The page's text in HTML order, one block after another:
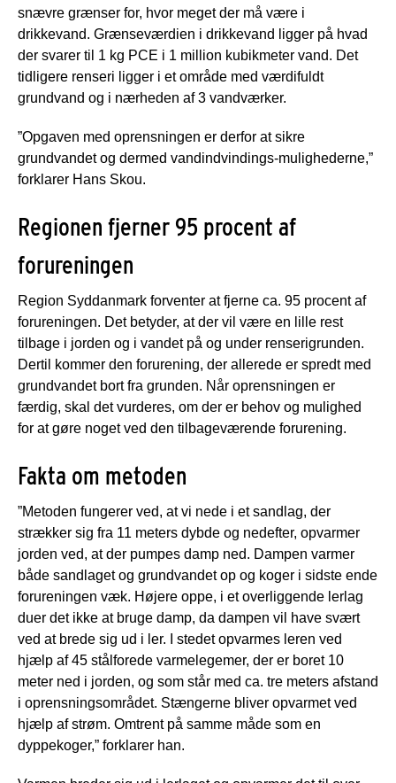
snævre grænser for, hvor meget der må være i
drikkevand. Grænseværdien i drikkevand ligger på hvad
der svarer til 1 kg PCE i 1 million kubikmeter vand. Det
tidligere renseri ligger i et område med værdifuldt
grundvand og i nærheden af 3 vandværker.
”Opgaven med oprensningen er derfor at sikre
grundvandet og dermed vandindvindings-mulighederne,”
forklarer Hans Skou.
Regionen fjerner 95 procent af
forureningen
Region Syddanmark forventer at fjerne ca. 95 procent af
forureningen. Det betyder, at der vil være en lille rest
tilbage i jorden og i vandet på og under renserigrunden.
Dertil kommer den forurening, der allerede er spredt med
grundvandet bort fra grunden. Når oprensningen er
færdig, skal det vurderes, om der er behov og mulighed
for at gøre noget ved den tilbageværende forurening.
Fakta om metoden
”Metoden fungerer ved, at vi nede i et sandlag, der
strækker sig fra 11 meters dybde og nedefter, opvarmer
jorden ved, at der pumpes damp ned. Dampen varmer
både sandlaget og grundvandet op og koger i sidste ende
forureningen væk. Højere oppe, i et overliggende lerlag
duer det ikke at bruge damp, da dampen vil have svært
ved at brede sig ud i ler. I stedet opvarmes leren ved
hjælp af 45 stålforede varmelegemer, der er boret 10
meter ned i jorden, og som står med ca. tre meters afstand
i oprensningsområdet. Stængerne bliver opvarmet ved
hjælp af strøm. Omtrent på samme måde som en
dyppekoger,” forklarer han.